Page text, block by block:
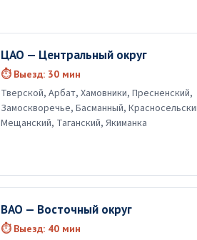
ЦАО — Центральный округ
⏱ Выезд: 30 мин
Тверской, Арбат, Хамовники, Пресненский,
Замоскворечье, Басманный,
Мещанский, Таганский, Якиманка
ВАО — Восточный округ
⏱ Выезд: 40 мин